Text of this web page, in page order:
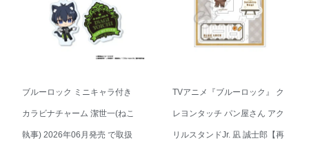
ブルーロック ミニキャラ付き
カラビナチャーム 潔世一(ねこ
執事) 2026年06月発売 で取扱
TVアニメ『ブルーロック』 ク
レヨンタッチ パン屋さん アク
リルスタンドJr. 凪 誠士郎【再